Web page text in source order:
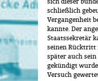
schließlich
Vergangenheit
kannte. Der
Staatssekretär
seinen Rücktritt
später auch
gekündigt
Versuch